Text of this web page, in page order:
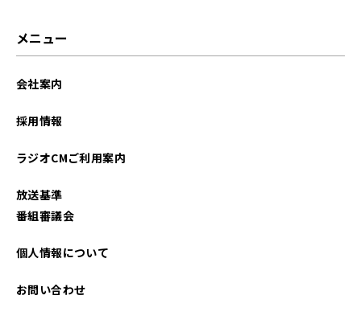
メニュー
会社案内
採用情報
ラジオCMご利用案内
放送基準
番組審議会
個人情報について
お問い合わせ